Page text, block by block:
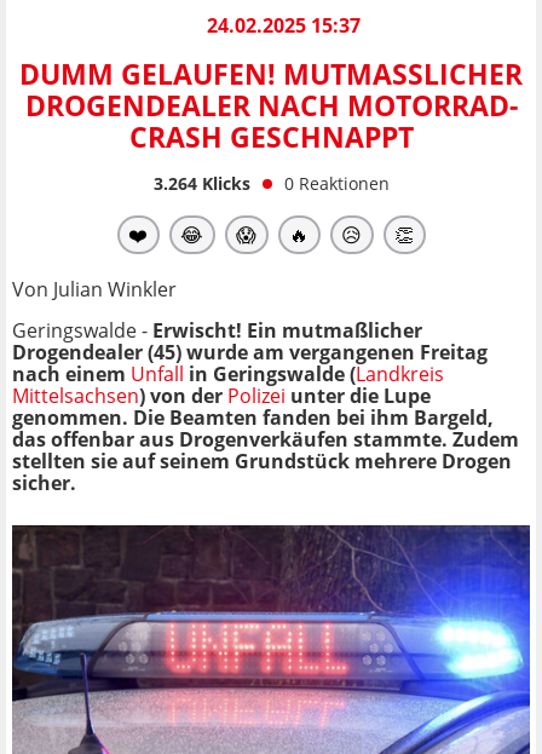
24.02.2025 15:37
DUMM GELAUFEN! MUTMASSLICHER D
ROGENDEALER NACH MOTORRAD-C
RASH GESCHNAPPT
3.264Klicks 0 Reaktionen
❤️ 😂 😱 🔥 😥 👏
Von Julian Winkler
Geringswalde - Erwischt! Ein mutmaßlicher
Drogendealer (45) wurde am vergangenen Freitag
nach einem Unfall in Geringswalde (Landkreis
Mittelsachsen) von der Polizei unter die Lupe
genommen. Die Beamten fanden bei ihm Bargeld,
das offenbar aus Drogenverkäufen stammte. Zudem
stellten sie auf seinem Grundstück mehrere Drogen
sicher.